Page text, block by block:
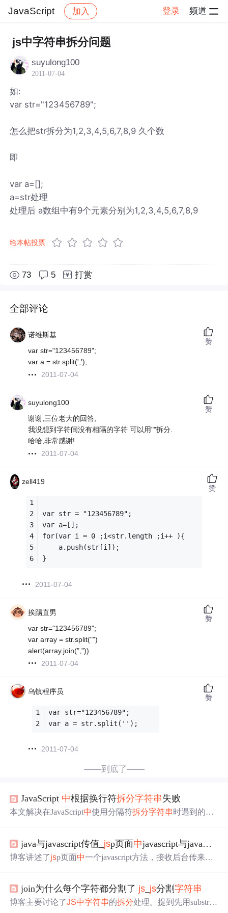
JavaScript 加入 登录 频道
社区 JavaScript 帖子详情
js中字符串拆分问题
suyulong100
2011-07-04
如:
var str="123456789";
怎么把str拆分为1,2,3,4,5,6,7,8,9 久个数
即
var a=[];
a=str处理
处理后 a数组中有9个元素分别为1,2,3,4,5,6,7,8,9
给本帖投票
73 5 打赏
全部评论
诺维斯基
var str="123456789";
var a = str.split(',');
2011-07-04
赞
suyulong100
谢谢,三位老大的回答,
我没想到字符间没有相隔的字符 可以用""拆分.
哈哈,非常感谢!
2011-07-04
赞
zell419
var str = "123456789";
var a=[];
for(var i = 0 ;i<str.length ;i++ ){
    a.push(str[i]);
}
2011-07-04
赞
挨踢直男
var str="123456789";
var array = str.split("")
alert(array.join(","))
2011-07-04
赞
乌镇程序员
var str="123456789";
var a = str.split('');
2011-07-04
赞
——到底了——
JavaScript 中根据换行符拆分字符串失败
本文解决在JavaScript中使用分隔符拆分字符串时遇到的问
java与javascript传值_ jsp页面中javascript与java脚本之间传值的
博客讲述了jsp页面中一个javascript方法，接收后台传来的
()方法注释里说明了问题，希望有人帮忙解决。
join为什么每个字符都分割了 js js分割字符串
博客主要讨论了JS中字符串的拆分处理。提到先用substrin